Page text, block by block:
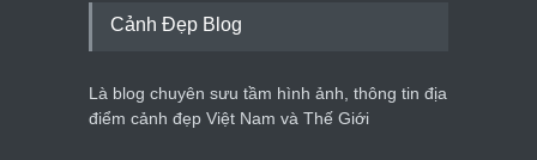
Cảnh Đẹp Blog
Là blog chuyên sưu tầm hình ảnh, thông tin địa
điểm cảnh đẹp Việt Nam và Thế Giới